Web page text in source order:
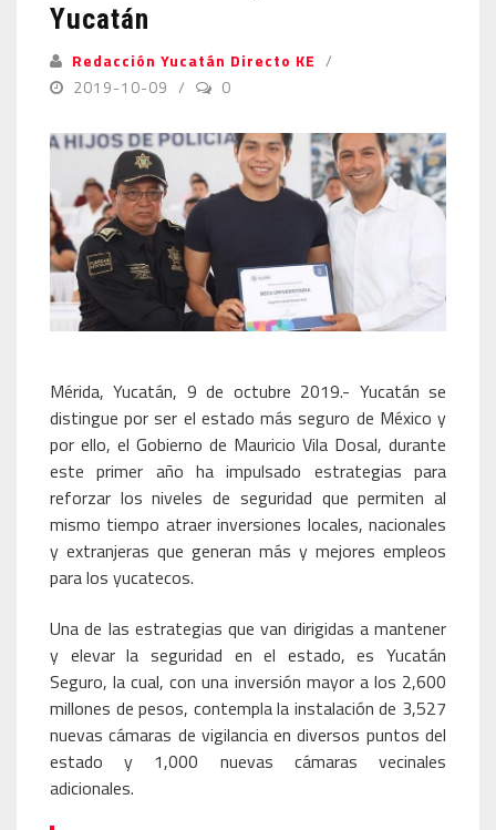
Yucatán
Redacción Yucatán Directo KE
2019-10-09
0
Mérida, Yucatán, 9 de octubre 2019.- Yucatán se
distingue por ser el estado más seguro de México y
por ello, el Gobierno de Mauricio Vila Dosal, durante
este primer año ha impulsado estrategias para
reforzar los niveles de seguridad que permiten al
mismo tiempo atraer inversiones locales, nacionales
y extranjeras que generan más y mejores empleos
para los yucatecos.
Una de las estrategias que van dirigidas a mantener
y elevar la seguridad en el estado, es Yucatán
Seguro, la cual, con una inversión mayor a los 2,600
millones de pesos, contempla la instalación de 3,527
nuevas cámaras de vigilancia en diversos puntos del
estado y 1,000 nuevas cámaras vecinales
adicionales.